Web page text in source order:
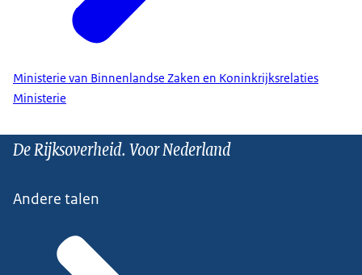
Ministerie van Binnenlandse Zaken en Koninkrijksrelaties
Ministerie
De Rijksoverheid. Voor Nederland
Andere talen